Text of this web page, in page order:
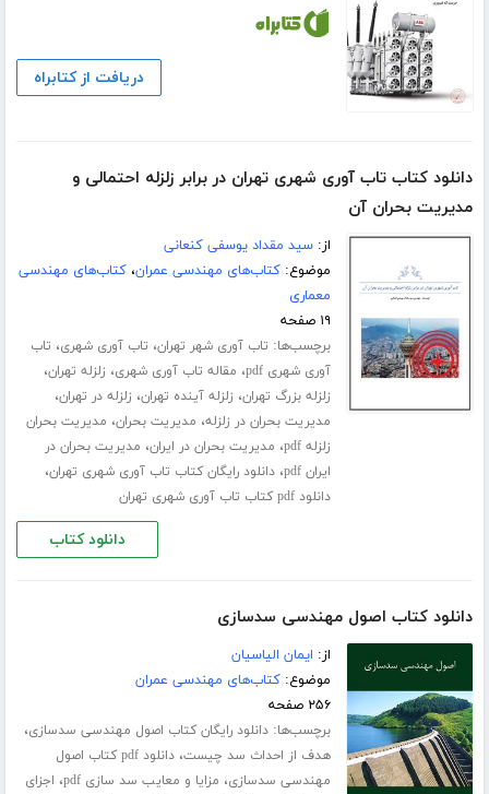
دریافت از کتابراه
دانلود کتاب تاب آوری شهری تهران در برابر زلزله احتمالی و
مدیریت بحران آن
از:سید مقداد یوسفی کنعانی
موضوع:کتاب‌های مهندسی عمران،کتاب‌های مهندسی
معماری
۱۹ صفحه
برچسب‌ها: تاب آوری شهر تهران، تاب آوری شهری، تاب
آوری شهری pdf
، مقاله تاب آوری شهری، زلزله تهران،
زلزله بزرگ تهران، زلزله آینده تهران، زلزله در تهران،
مدیریت بحران در زلزله، مدیریت بحران، مدیریت بحران
زلزله pdf
، مدیریت بحران در ایران، مدیریت بحران در
ایران pdf
،دانلود رایگان کتاب تاب آوری شهری تهران،
دانلود pdf کتاب تاب آوری شهری تهران
دانلود کتاب
دانلود کتاب اصول مهندسی سدسازی
از: ایمان الیاسیان
موضوع:کتاب‌های مهندسی عمران
۲۵۶ صفحه
برچسب‌ها:دانلود رایگان کتاب اصول مهندسی سدسازی،
هدف از احداث سد چیست،
دانلود pdf کتاب اصول
مهندسی سدسازی، مزایا و معایب سد سازی pdf ، اجزای